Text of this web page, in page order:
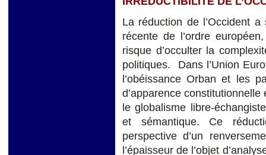
La réduction de l’Occident
récente de l’ordre
risque d’occulter la
politiques. Dans l’Union
l’obéissance Orban et les
d’apparence
le globalisme libre-
et sémantique. Ce
perspective d’un
l’épaisseur de l’objet